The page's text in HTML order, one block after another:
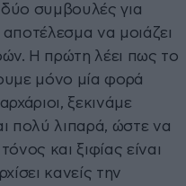
συμβουλές για
να μοιάζει
Η πρώτη λέει πως το
μόνο μία φορά
ξεκινάμε
πολύ λιπαρά, ώστε να
και ξιφίας είναι
κανείς την